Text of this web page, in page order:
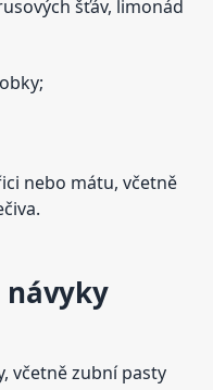
šťáv, limonád
nebo mátu, včetně
návyky
včetně zubní pasty